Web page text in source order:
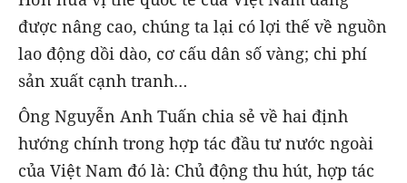
được nâng cao, chúng ta lại có lợi thế về nguồn
lao động dồi dào, cơ cấu dân số vàng; chi phí
sản xuất cạnh tranh…
Ông Nguyễn Anh Tuấn chia sẻ về hai định
hướng chính trong hợp tác đầu tư nước ngoài
của Việt Nam đó là: Chủ động thu hút, hợp tác